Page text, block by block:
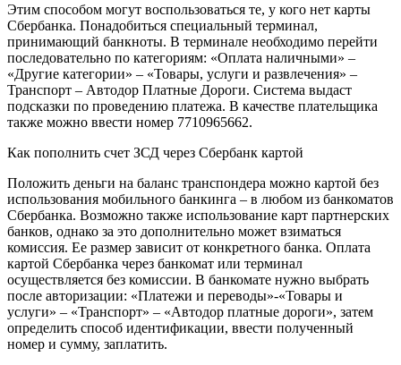
Этим способом могут воспользоваться те, у кого нет карты
Сбербанка. Понадобиться специальный терминал,
принимающий банкноты. В терминале необходимо перейти
последовательно по категориям: «Оплата наличными» –
«Другие категории» – «Товары, услуги и развлечения» –
Транспорт – Автодор Платные Дороги. Система выдаст
подсказки по проведению платежа. В качестве плательщика
также можно ввести номер 7710965662.
Как пополнить счет ЗСД через Сбербанк картой
Положить деньги на баланс транспондера можно картой без
использования мобильного банкинга – в любом из банкоматов
Сбербанка. Возможно также использование карт партнерских
банков, однако за это дополнительно может взиматься
комиссия. Ее размер зависит от конкретного банка. Оплата
картой Сбербанка через банкомат или терминал
осуществляется без комиссии. В банкомате нужно выбрать
после авторизации: «Платежи и переводы»-«Товары и
услуги» – «Транспорт» – «Автодор платные дороги», затем
определить способ идентификации, ввести полученный
номер и сумму, заплатить.